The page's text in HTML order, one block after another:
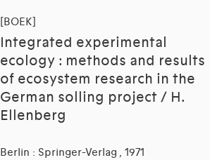
[BOEK]
Integrated experimental
ecology : methods and results
of ecosystem research in the
German solling project / H.
Ellenberg
Berlin : Springer-Verlag , 1971